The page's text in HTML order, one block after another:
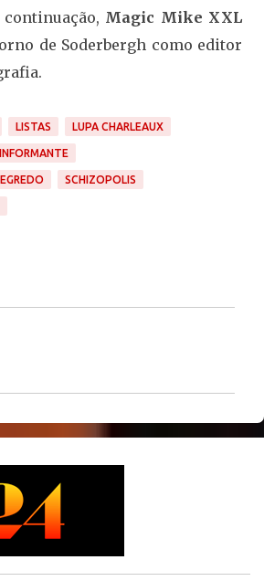
Magic Mike XXL
de Soderbergh como editor
LISTAS LUPA CHARLEAUX
SCHIZOPOLIS